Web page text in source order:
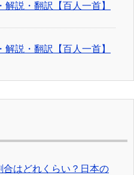
説・翻訳【百人一首】
説・翻訳【百人一首】
合はどれくらい？日本の